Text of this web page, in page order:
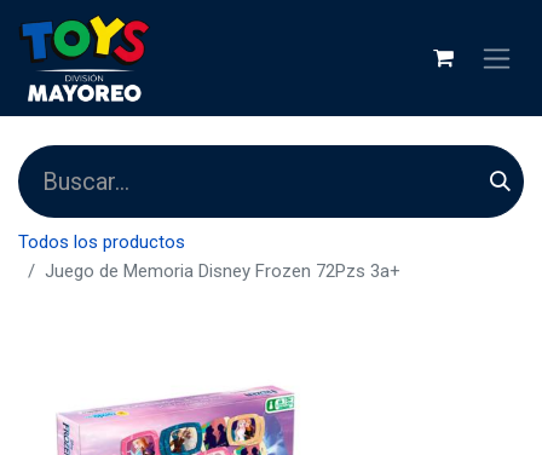
Todos los productos
Juego de Memoria Disney Frozen 72Pzs 3a+